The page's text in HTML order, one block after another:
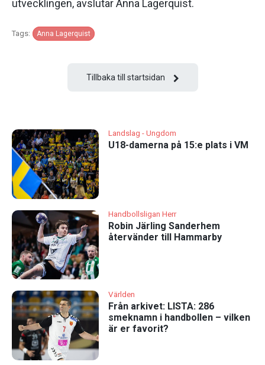
utvecklingen, avslutar Anna Lagerquist.
Tags: Anna Lagerquist
Tillbaka till startsidan
Landslag - Ungdom
U18-damerna på 15:e plats i VM
Handbollsligan Herr
Robin Järling Sanderhem
återvänder till Hammarby
Världen
Från arkivet: LISTA: 286
smeknamn i handbollen – vilken
är er favorit?